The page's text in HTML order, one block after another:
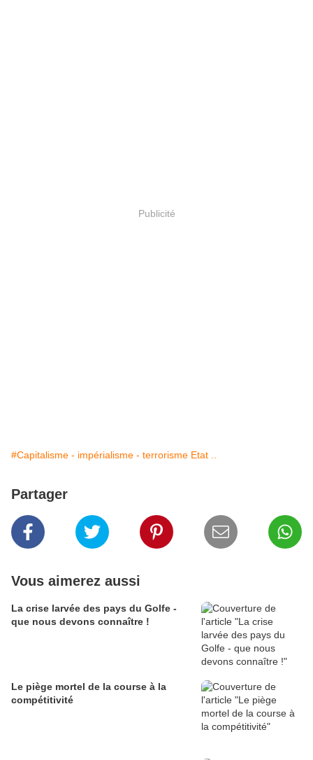
Publicité
#Capitalisme - impérialisme - terrorisme Etat ..
Partager
Vous aimerez aussi
La crise larvée des pays du Golfe -
que nous devons connaître !
Le piège mortel de la course à la
compétitivité